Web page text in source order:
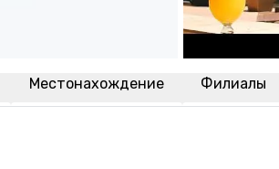
Местонахождение Филиалы